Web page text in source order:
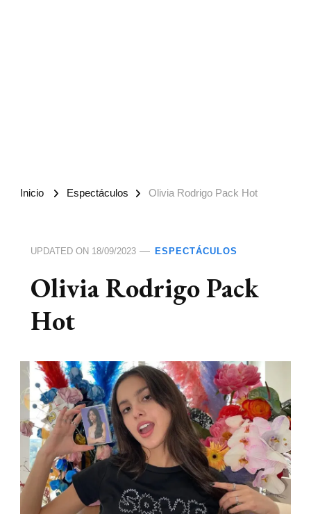
Inicio Espectáculos Olivia Rodrigo Pack Hot
UPDATED ON 18/09/2023 ESPECTÁCULOS
Olivia Rodrigo Pack
Hot